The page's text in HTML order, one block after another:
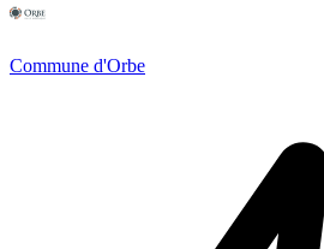
Commune d'Orbe